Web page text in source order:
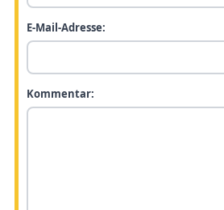
E-Mail-Adresse:
Kommentar: